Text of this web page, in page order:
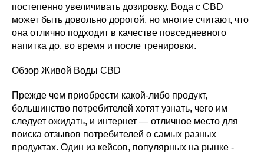
постепенно увеличивать дозировку. Вода с CBD
может быть довольно дорогой, но многие считают, что
она отлично подходит в качестве повседневного
напитка до, во время и после тренировки.
Обзор Живой Воды CBD
Прежде чем приобрести какой-либо продукт,
большинство потребителей хотят узнать, чего им
следует ожидать, и интернет — отличное место для
поиска отзывов потребителей о самых разных
продуктах. Один из кейсов, популярных на рынке -